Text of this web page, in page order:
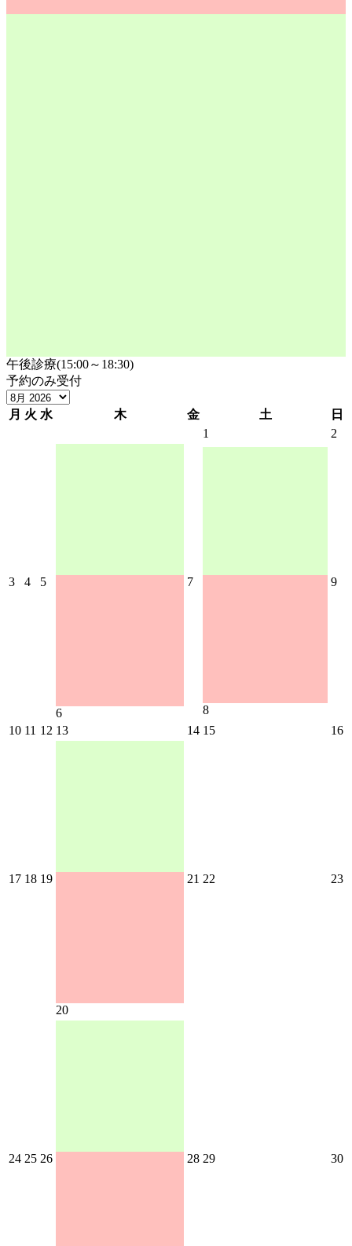
午後診療(15:00～18:30)
予約のみ受付
月 火 水 木 金 土
日
1
2
3 4 5
6
7
8
9
10 11 12 13 14 15 16
17 18 19
20
21 22 23
24 25 26 28 29 30